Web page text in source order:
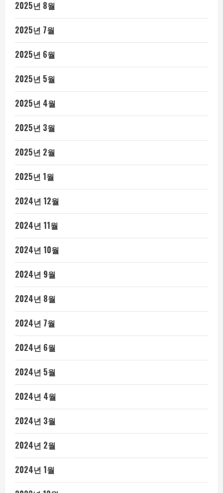
2025년 8월
2025년 7월
2025년 6월
2025년 5월
2025년 4월
2025년 3월
2025년 2월
2025년 1월
2024년 12월
2024년 11월
2024년 10월
2024년 9월
2024년 8월
2024년 7월
2024년 6월
2024년 5월
2024년 4월
2024년 3월
2024년 2월
2024년 1월